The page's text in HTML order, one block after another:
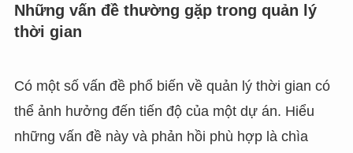
Những vấn đề thường gặp trong quản lý
thời gian
Có một số vấn đề phổ biến về quản lý thời gian có
thể ảnh hưởng đến tiến độ của một dự án. Hiểu
những vấn đề này và phản hồi phù hợp là chìa